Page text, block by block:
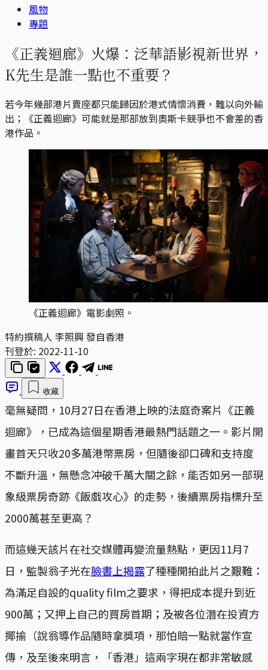
風物
專題
《正義迴廊》火爆：泛華語影視新世界，
K先生是誰一點也不重要？
若今年幾部港片賣座都只能歸因於港式情懷消費，難以向外輸
出；《正義迴廊》可能就是那部放到奧斯卡競爭也不會差的香
港作品。
《正義迴廊》電影劇照。
特約撰稿人 李照興 發自香港
刊登於: 2022-11-10
收藏
毫無疑問，10月27日在香港上映的法庭奇案片《正義
迴廊》，已成為這個星期香港最熱門話題之一。影片開
畫首天只收20多萬港幣票房，但隨後卻口碑和支持度
不斷升溫，無懸念冲破千萬大關之餘，能否如另一部現
象級票房奇跡《飯戲攻心》的走勢，後續票房指標升至
2000萬甚至更高？
而這幾天該片在社交媒體再變流量熱點，更因11月7
日，監製翁子光在臉書上揭露了種種開拍此片之艱難：
為滿足自設的quality film之要求，得把成本提升到近
900萬；又押上自己的買房首期；及被各位潛在投資方
揶揄（說翁導作品隨時拿獎項，那怕賠一點就當作宣
傳，及至後來明言，「香港」這兩字現在都非常敏感